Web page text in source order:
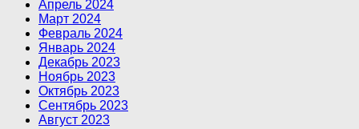
Апрель 2024
Март 2024
Февраль 2024
Январь 2024
Декабрь 2023
Ноябрь 2023
Октябрь 2023
Сентябрь 2023
Август 2023